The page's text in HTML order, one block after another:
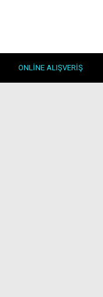
ONLINE ALIŞVERIŞ